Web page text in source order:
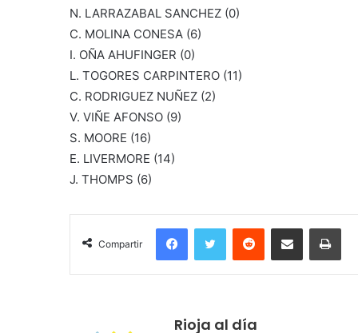
N. LARRAZABAL SANCHEZ (0)
C. MOLINA CONESA (6)
I. OÑA AHUFINGER (0)
L. TOGORES CARPINTERO (11)
C. RODRIGUEZ NUÑEZ (2)
V. VIÑE AFONSO (9)
S. MOORE (16)
E. LIVERMORE (14)
J. THOMPS (6)
Compartir
Rioja al día